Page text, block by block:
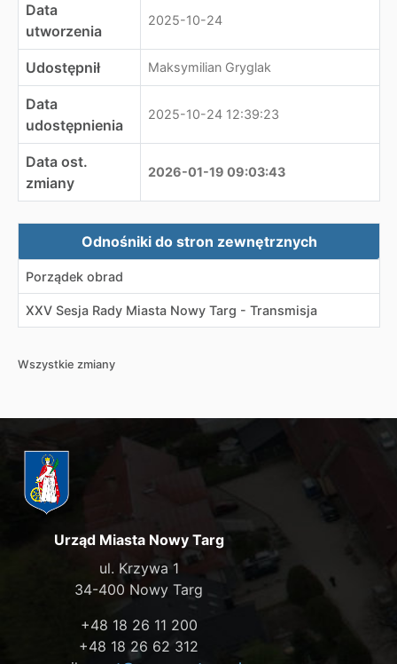
Data
utworzenia
2025-10-24
Udostępnił Maksymilian Gryglak
Data
udostępnienia
2025-10-24 12:39:23
Data ost.
zmiany
2026-01-19 09:03:43
Zewnętrzne odnośniki
Odnośniki do stron zewnętrznych
Porządek obrad
XXV Sesja Rady Miasta Nowy Targ - Transmisja
Wszystkie zmiany
Urząd Miasta Nowy Targ
ul. Krzywa 1
34-400 Nowy Targ
+48 18 26 11 200
+48 18 26 62 312